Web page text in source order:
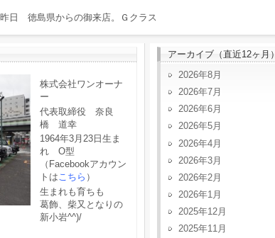
昨日 徳島県からの御来店。Ｇクラス
株式会社ワンオーナ
ー
代表取締役 奈良
橋 道幸
1964年3月23日生ま
れ O型
（Facebookアカウン
トはこちら ）
生まれも育ちも
葛飾、柴又となりの
新小岩^^)/
アーカイブ（直近12ヶ月）
2026年8月
2026年7月
2026年6月
2026年5月
2026年4月
2026年3月
2026年2月
2026年1月
2025年12月
2025年11月